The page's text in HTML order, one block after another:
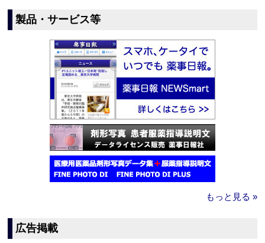
製品・サービス等
もっと見る »
広告掲載